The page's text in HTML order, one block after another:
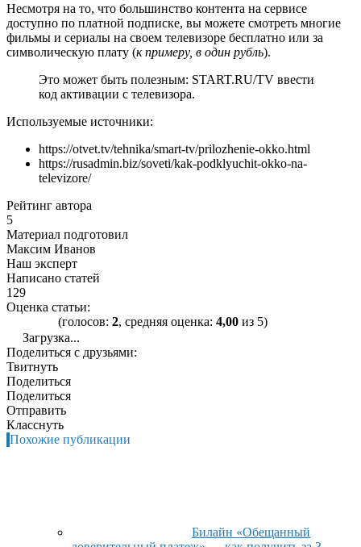
Несмотря на то, что большинство контента на сервисе
доступно по платной подписке, вы можете смотреть многие
фильмы и сериалы на своем телевизоре бесплатно или за
символическую плату (к примеру, в один рубль).
Это может быть полезным: START.RU/TV ввести
код активации с телевизора.
Используемые источники:
https://otvet.tv/tehnika/smart-tv/prilozhenie-okko.html
https://rusadmin.biz/soveti/kak-podklyuchit-okko-na-
televizore/
Рейтинг автора
5
Материал подготовил
Максим Иванов
Наш эксперт
Написано статей
129
Оценка статьи:
(голосов: 2, средняя оценка: 4,00 из 5)
Загрузка...
Поделиться с друзьями:
Твитнуть
Поделиться
Поделиться
Отправить
Класснуть
Похожие публикации
Билайн «Обещанный